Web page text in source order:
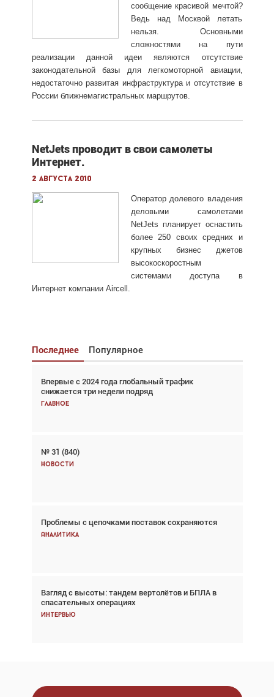
сообщение красивой мечтой?
Ведь над Москвой летать
нельзя. Основными
сложностями на пути
реализации данной идеи являются отсутствие
законодательной базы для легкомоторной авиации,
недостаточно развитая инфраструктура и отсутствие в
России ближнемагистральных маршрутов.
NetJets проводит в свои самолеты
Интернет.
2 августа 2010
Оператор долевого владения
деловыми самолетами
NetJets планирует оснастить
более 250 своих средних и
крупных бизнес джетов
высокоскоростным
системами доступа в
Интернет компании Aircell.
Последнее Популярное
Впервые с 2024 года глобальный трафик
снижается три недели подряд
Главное
№ 31 (840)
Новости
Проблемы с цепочками поставок сохраняются
Аналитика
Взгляд с высоты: тандем вертолётов и БПЛА в
спасательных операциях
Интервью
Взгляд с высоты: тандем вертолётов и БПЛА в
спасательных операциях
Главное
Авиационный фотограф Дэйв Кох: «Фотография
говорит сама за себя... а ИИ всё портит»
Впервые с 2024 года глобальный трафик
снижается три недели подряд
Частный самолёт – это актив. Подходите к
покупке соответствующим образом
Интервью